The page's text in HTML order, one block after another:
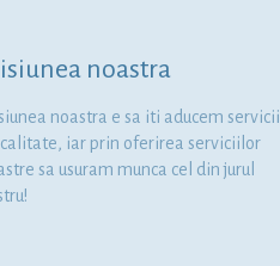
noastra
noastra e sa iti aducem servicii
iar prin oferirea serviciilor
sa usuram munca cel din jurul